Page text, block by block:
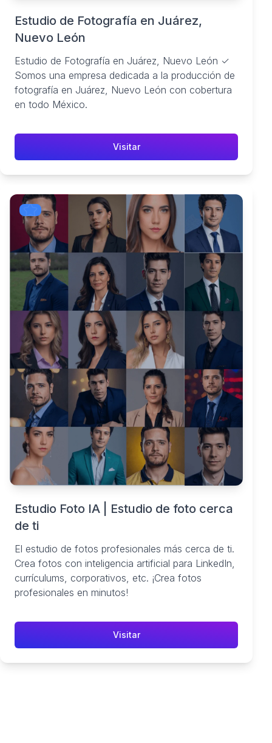
Estudio de Fotografía en Juárez,
Nuevo León
Estudio de Fotografía en Juárez, Nuevo León ✓
Somos una empresa dedicada a la producción de
fotografía en Juárez, Nuevo León con cobertura
en todo México.
Visitar
Estudio Foto IA | Estudio de foto cerca
de ti
El estudio de fotos profesionales más cerca de ti.
Crea fotos con inteligencia artificial para LinkedIn,
currículums, corporativos, etc. ¡Crea fotos
profesionales en minutos!
Visitar